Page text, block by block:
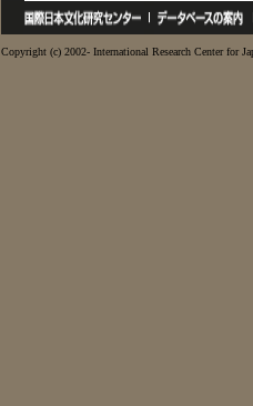
Copyright (c) 2002- International Research Center for